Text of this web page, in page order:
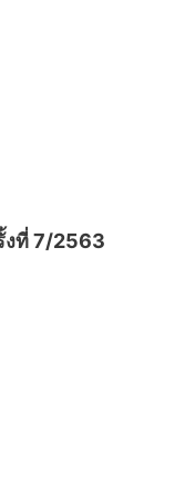
งที่ 7/2563